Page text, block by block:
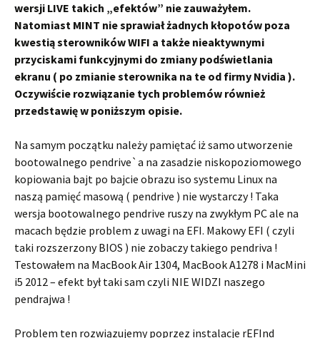
wersji LIVE takich „efektów” nie zauważyłem.
Natomiast MINT nie sprawiał żadnych kłopotów poza
kwestią sterowników WIFI a także nieaktywnymi
przyciskami funkcyjnymi do zmiany podświetlania
ekranu ( po zmianie sterownika na te od firmy Nvidia ).
Oczywiście rozwiązanie tych problemów również
przedstawię w poniższym opisie.
Na samym początku należy pamiętać iż samo utworzenie
bootowalnego pendrive`a na zasadzie niskopoziomowego
kopiowania bajt po bajcie obrazu iso systemu Linux na
naszą pamięć masową ( pendrive ) nie wystarczy ! Taka
wersja bootowalnego pendrive ruszy na zwykłym PC ale na
macach będzie problem z uwagi na EFI. Makowy EFI ( czyli
taki rozszerzony BIOS ) nie zobaczy takiego pendriva !
Testowałem na MacBook Air 1304, MacBook A1278 i MacMini
i5 2012 – efekt był taki sam czyli NIE WIDZI naszego
pendrajwa !
Problem ten rozwiązujemy poprzez instalacje rEFInd